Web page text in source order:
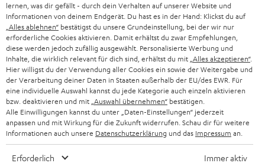
D
o
k
u
m
e
n
t
e
Quick Start Guide: ROCKSTER NEO
Konformitätserklärung: ROCKSTER NEO
Bedienungsanleitung: ROCKSTER NEO
Safety Booklet: ROCKSTER NEO
Quick Start Guide: ROCKSTER NEO
p
a
Teufel Go App - Apple App Store
lernen, was dir gefällt - durch dein Verhalten auf unserer Website und
Informationen von deinem Endgerät. Du hast es in der Hand: Klickst du auf
„Alles ablehnen“ bestätigst du unsere Grundeinstellung, bei der wir nur
erforderliche Cookies aktivieren. Damit erhältst du zwar Empfehlungen,
diese werden jedoch zufällig ausgewählt. Personalisierte Werbung und
Inhalte, die wirklich relevant für dich sind, erhältst du mit „Alles akzeptieren“.
Hier willigst du der Verwendung aller Cookies ein sowie der Weitergabe und
der Verarbeitung deiner Daten in Staaten außerhalb der EU/des EWR. Für
eine individuelle Auswahl kannst du jede Kategorie auch einzeln aktivieren
bzw. deaktivieren und mit „Auswahl übernehmen“ bestätigen.
Alle Einwilligungen kannst du unter „Daten-Einstellungen“ jederzeit
anpassen und mit Wirkung für die Zukunft widerrufen. Schau dir für weitere
Informationen auch unsere Datenschutzerklärung und das Impressum an.
Erforderlich Immer aktiv